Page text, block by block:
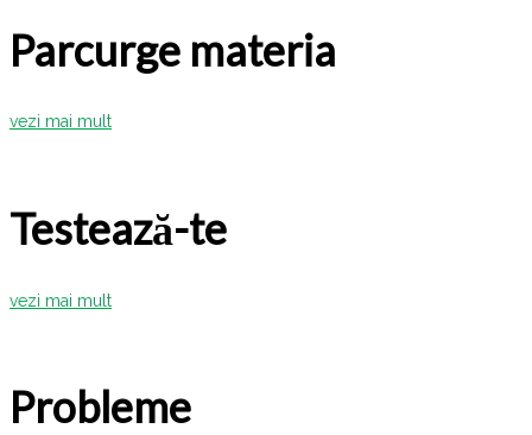
Parcurge materia
vezi mai mult
Testează-te
vezi mai mult
Probleme